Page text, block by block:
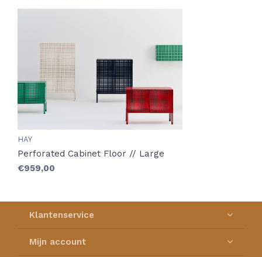
HAY
Perforated Cabinet Floor // Large
€959,00
Klantenservice
Mijn account